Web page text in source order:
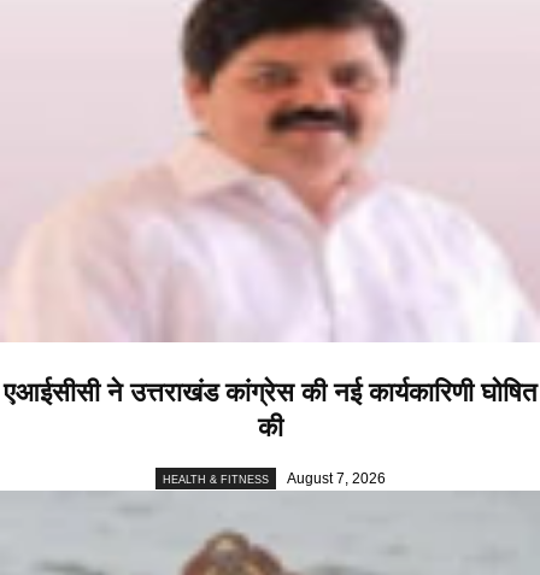
एआईसीसी ने उत्तराखंड कांग्रेस की नई कार्यकारिणी घोषित
की
HEALTH & FITNESS August 7, 2026